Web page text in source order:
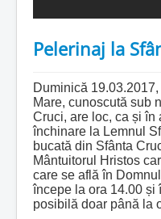
Pelerinaj la
Duminică
Mare, cunoscută sub
Cruci, are loc, ca și
închinare la Lemnul
bucată din Sfânta
Mântuitorul Hristos
care se află în
începe la ora 14.00 și
posibilă doar până la